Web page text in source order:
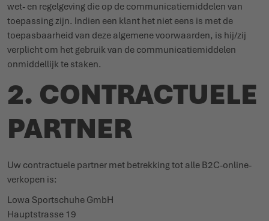
wet- en regel­geving die op de commu­ni­ca­tie­middelen van
toepassing zijn. Indien een klant het niet eens is met de
toepas­baarheid van deze algemene voor­waarden, is hij/zij
verplicht om het gebruik van de commu­ni­ca­tie­middelen
onmid­dellijk te staken.
2. CONTRACTUELE
PARTNER
Uw contractuele partner met betrekking tot alle B2C-onli­ne­
verkopen is:
Lowa Sport­schuhe GmbH
Haupt­strasse 19